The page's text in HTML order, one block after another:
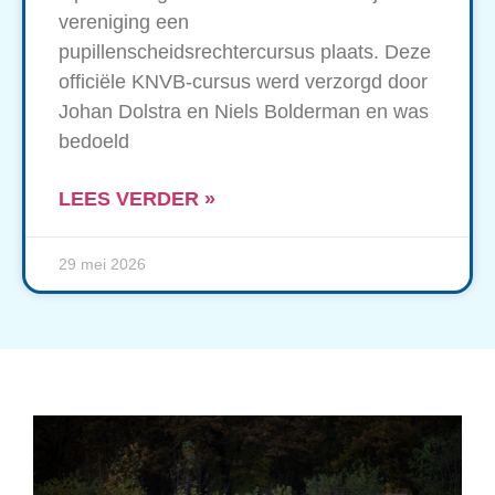
vereniging een
pupillenscheidsrechtercursus plaats. Deze
officiële KNVB-cursus werd verzorgd door
Johan Dolstra en Niels Bolderman en was
bedoeld
LEES VERDER »
29 mei 2026